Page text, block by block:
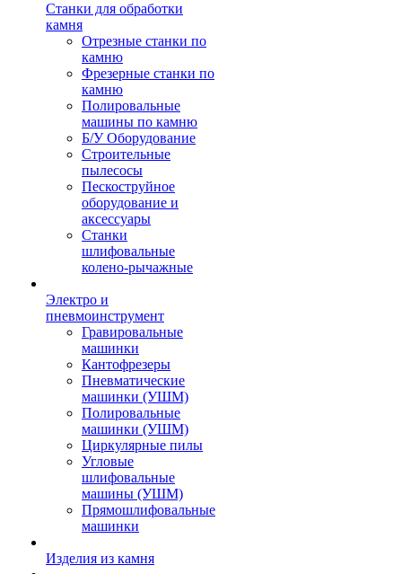
Станки для обработки
камня
Отрезные станки по
камню
Фрезерные станки по
камню
Полировальные
машины по камню
Б/У Оборудование
Строительные
пылесосы
Пескоструйное
оборудование и
аксессуары
Станки
шлифовальные
колено-рычажные
Электро и
пневмоинструмент
Гравировальные
машинки
Кантофрезеры
Пневматические
машинки (УШМ)
Полировальные
машинки (УШМ)
Циркулярные пилы
Угловые
шлифовальные
машины (УШМ)
Прямошлифовальные
машинки
Изделия из камня